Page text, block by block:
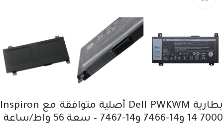
بطارية Dell PWKWM أصلية متوافقة مع Inspiron
14 7000 و14-7466 و14-7467 – سعة 56 واط/ساعة